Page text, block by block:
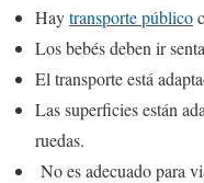
Haytransporte público
Los bebés deben ir
El transporte está
Las superficies están
ruedas.
No es adecuado para